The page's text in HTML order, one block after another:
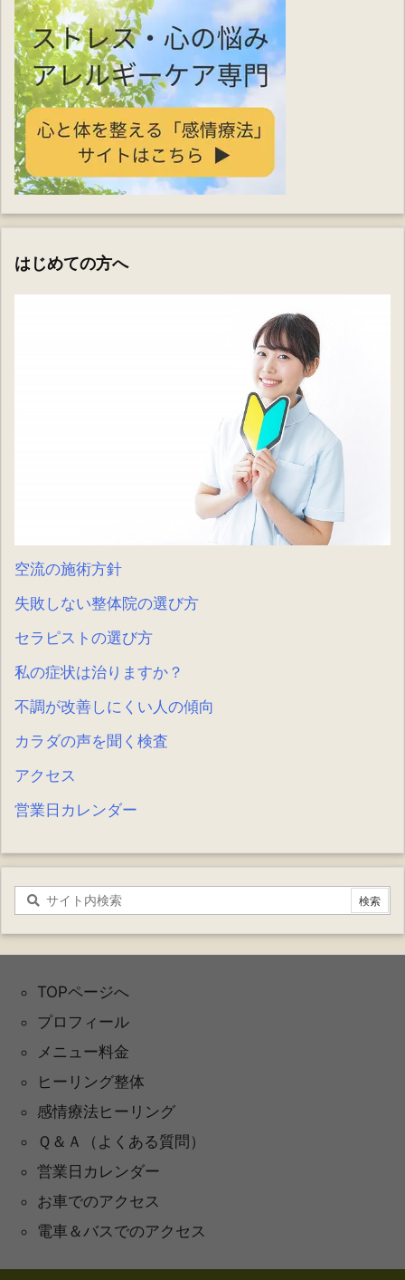
はじめての方へ
空流の施術方針
失敗しない整体院の選び方
セラピストの選び方
私の症状は治りますか？
不調が改善しにくい人の傾向
カラダの声を聞く検査
アクセス
営業日カレンダー
TOPページへ
プロフィール
メニュー料金
ヒーリング整体
感情療法ヒーリング
Ｑ＆Ａ（よくある質問）
営業日カレンダー
お車でのアクセス
電車＆バスでのアクセス